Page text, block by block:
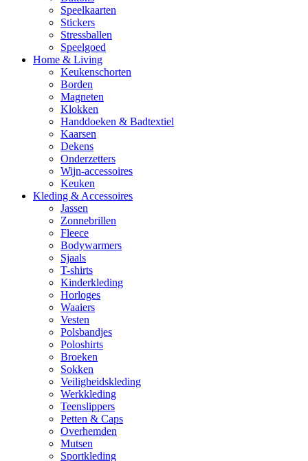
Speelkaarten
Stickers
Stressballen
Speelgoed
Home & Living
Keukenschorten
Borden
Magneten
Klokken
Handdoeken & Badtextiel
Kaarsen
Dekens
Onderzetters
Wijn-accessoires
Keuken
Kleding & Accessoires
Jassen
Zonnebrillen
Fleece
Bodywarmers
Sjaals
T-shirts
Kinderkleding
Horloges
Waaiers
Vesten
Polsbandjes
Poloshirts
Broeken
Sokken
Veiligheidskleding
Werkkleding
Teenslippers
Petten & Caps
Overhemden
Mutsen
Sportkleding